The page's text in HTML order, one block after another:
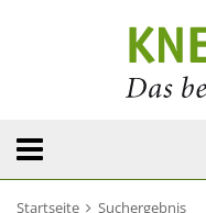
Startseite Suchergebnis